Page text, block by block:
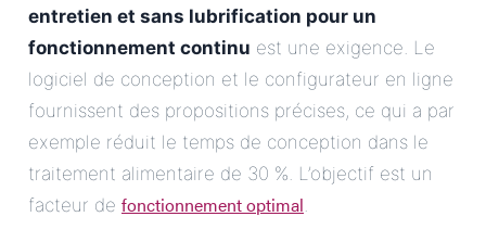
entretien et sans lubrification pour un
fonctionnement continu est une exigence. Le
logiciel de conception et le configurateur en ligne
fournissent des propositions précises, ce qui a par
exemple réduit le temps de conception dans le
traitement alimentaire de 30 %. L’objectif est un
facteur de fonctionnement optimal.